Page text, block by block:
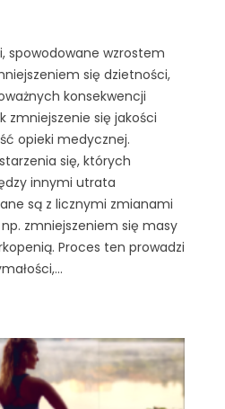
spowodowane wzrostem
się dzietności,
konsekwencji
zmniejszenie się jakości
opieki medycznej.
się, których
innymi utrata
są z licznymi zmianami
zmniejszeniem się masy
Proces ten prowadzi